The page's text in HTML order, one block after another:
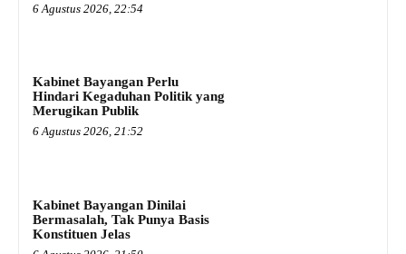
6 Agustus 2026, 22:54
Kabinet Bayangan Perlu
Hindari Kegaduhan Politik yang
Merugikan Publik
6 Agustus 2026, 21:52
Kabinet Bayangan Dinilai
Bermasalah, Tak Punya Basis
Konstituen Jelas